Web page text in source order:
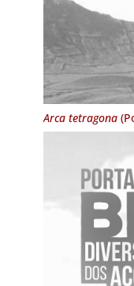
Arca tetragona